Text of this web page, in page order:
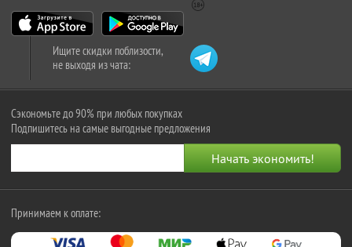
Ищите скидки поблизости,
не выходя из чата:
Сэкономьте до 90% при любых покупках
Подпишитесь на самые выгодные предложения
Принимаем к оплате: